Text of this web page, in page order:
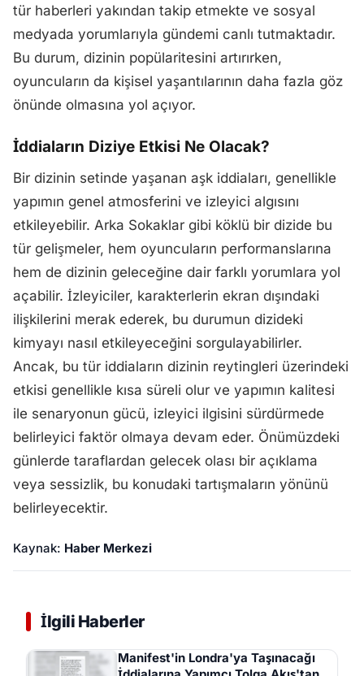
tür haberleri yakından takip etmekte ve sosyal
medyada yorumlarıyla gündemi canlı tutmaktadır.
Bu durum, dizinin popülaritesini artırırken,
oyuncuların da kişisel yaşantılarının daha fazla göz
önünde olmasına yol açıyor.
İddiaların Diziye Etkisi Ne Olacak?
Bir dizinin setinde yaşanan aşk iddiaları, genellikle
yapımın genel atmosferini ve izleyici algısını
etkileyebilir. Arka Sokaklar gibi köklü bir dizide bu
tür gelişmeler, hem oyuncuların performanslarına
hem de dizinin geleceğine dair farklı yorumlara yol
açabilir. İzleyiciler, karakterlerin ekran dışındaki
ilişkilerini merak ederek, bu durumun dizideki
kimyayı nasıl etkileyeceğini sorgulayabilirler.
Ancak, bu tür iddiaların dizinin reytingleri üzerindeki
etkisi genellikle kısa süreli olur ve yapımın kalitesi
ile senaryonun gücü, izleyici ilgisini sürdürmede
belirleyici faktör olmaya devam eder. Önümüzdeki
günlerde taraflardan gelecek olası bir açıklama
veya sessizlik, bu konudaki tartışmaların yönünü
belirleyecektir.
Kaynak: Haber Merkezi
İlgili Haberler
Manifest'in Londra'ya Taşınacağı